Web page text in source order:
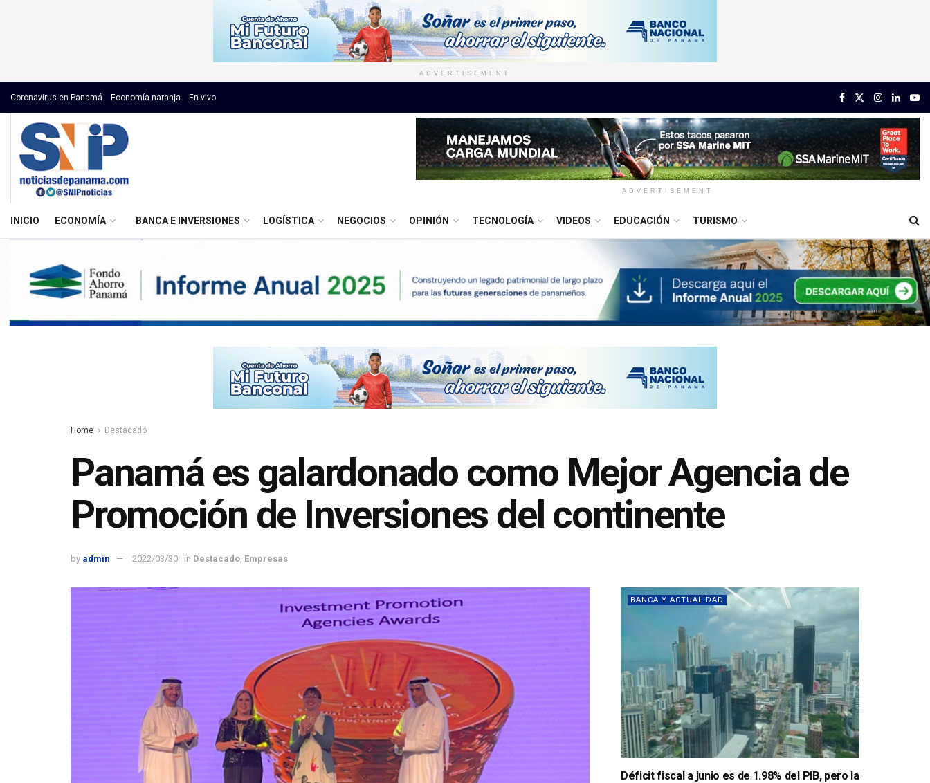
ADVERTISEMENT
Coronavirus en Panamá Economía naranja En vivo
ADVERTISEMENT
INICIO ECONOMÍA BANCA E INVERSIONES LOGÍSTICA NEGOCIOS OPINIÓN TECNOLOGÍA VIDEOS EDUCACIÓN TURISMO
Home Destacado
Panamá es galardonado como Mejor Agencia de
Promoción de Inversiones del continente
by admin 2022/03/30 in Destacado Empresas
BANCA Y ACTUALIDAD
Déficit fiscal a junio es de 1.98% del PIB, pero la